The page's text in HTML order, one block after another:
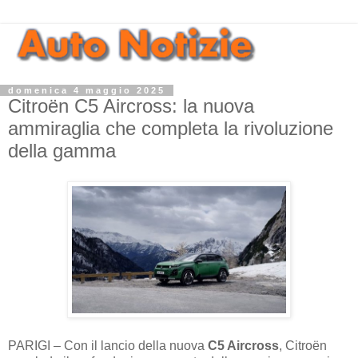
domenica 4 maggio 2025
Citroën C5 Aircross: la nuova
ammiraglia che completa la rivoluzione
della gamma
PARIGI – Con il lancio della nuova C5 Aircross, Citroën